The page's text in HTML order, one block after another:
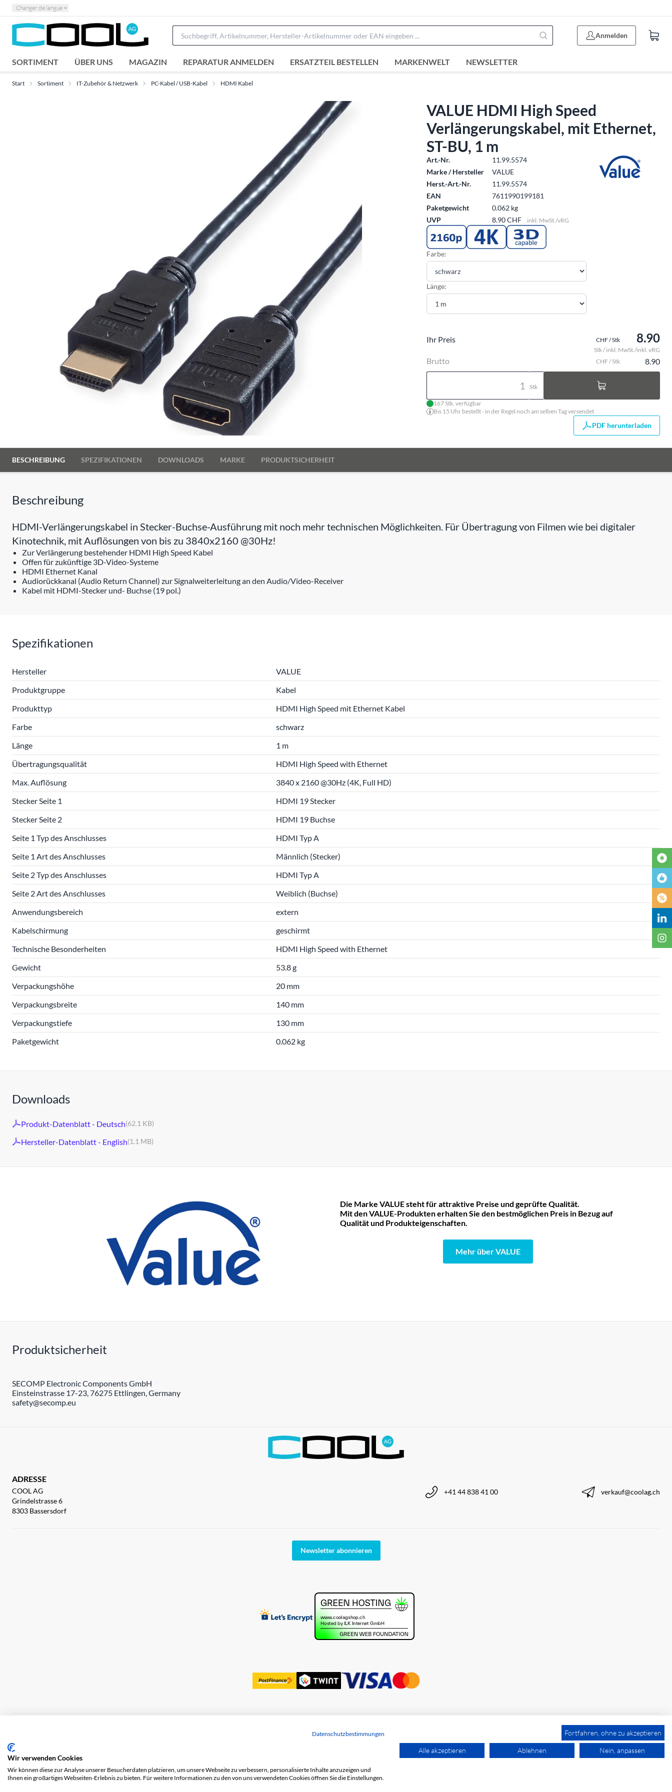
Changer de langue
Anmelden
SORTIMENT ÜBER UNS MAGAZIN REPARATUR ANMELDEN ERSATZTEIL BESTELLEN MARKENWELT NEWSLETTER
Start Sortiment IT-Zubehör & Netzwerk PC-Kabel / USB-Kabel HDMI Kabel
VALUE HDMI High Speed
Verlängerungskabel, mit Ethernet,
ST-BU, 1 m
Art.-Nr.
11.99.5574
Marke / Hersteller
VALUE
Herst.-Art.-Nr.
11.99.5574
EAN
7611990199181
Paketgewicht
0.062 kg
UVP
8.90 CHF inkl. MwSt./vRG
Farbe:
Länge:
Ihr Preis CHF / Stk 8.90
Stk / inkl. MwSt./inkl. vRG
Brutto CHF / Stk 8.90
Stk
167 Stk. verfügbar
Bis 15 Uhr bestellt - in der Regel noch am selben Tag versendet
PDF herunterladen
BESCHREIBUNG SPEZIFIKATIONEN DOWNLOADS MARKE PRODUKTSICHERHEIT
Beschreibung
HDMI-Verlängerungskabel in Stecker-Buchse-Ausführung mit noch mehr technischen Möglichkeiten. Für Übertragung von Filmen wie bei digitaler
Kinotechnik, mit Auflösungen von bis zu 3840x2160 @30Hz!
Zur Verlängerung bestehender HDMI High Speed Kabel
Offen für zukünftige 3D-Video-Systeme
HDMI Ethernet Kanal
Audiorückkanal (Audio Return Channel) zur Signalweiterleitung an den Audio/Video-Receiver
Kabel mit HDMI-Stecker und- Buchse (19 pol.)
Spezifikationen
Hersteller
VALUE
Produktgruppe
Kabel
Produkttyp
HDMI High Speed mit Ethernet Kabel
Farbe
schwarz
Länge
1 m
Übertragungsqualität
HDMI High Speed with Ethernet
Max. Auflösung
3840 x 2160 @30Hz (4K, Full HD)
Stecker Seite 1
HDMI 19 Stecker
Stecker Seite 2
HDMI 19 Buchse
Seite 1 Typ des Anschlusses
HDMI Typ A
Seite 1 Art des Anschlusses
Männlich (Stecker)
Seite 2 Typ des Anschlusses
HDMI Typ A
Seite 2 Art des Anschlusses
Weiblich (Buchse)
Anwendungsbereich
extern
Kabelschirmung
geschirmt
Technische Besonderheiten
HDMI High Speed with Ethernet
Gewicht
53.8 g
Verpackungshöhe
20 mm
Verpackungsbreite
140 mm
Verpackungstiefe
130 mm
Paketgewicht
0.062 kg
Downloads
Produkt-Datenblatt - Deutsch(62.1 KB)
Hersteller-Datenblatt - English(1.1 MB)
Die Marke VALUE steht für attraktive Preise und geprüfte Qualität.
Mit den VALUE-Produkten erhalten Sie den bestmöglichen Preis in Bezug auf
Qualität und Produkteigenschaften.
Mehr über VALUE
Produktsicherheit
SECOMP Electronic Components GmbH
Einsteinstrasse 17-23, 76275 Ettlingen, Germany
safety@secomp.eu
ADRESSE
COOL AG
Grindelstrasse 6
8303 Bassersdorf
+41 44 838 41 00 verkauf@coolag.ch
Newsletter abonnieren
© 2026 COOL AG. Alle Rechte vorbehalten.
Fortfahren, ohne zu akzeptieren
Datenschutzbestimmungen
Wir verwenden Cookies
Wir können diese zur Analyse unserer Besucherdaten platzieren, um unsere Webseite zu verbessern, personalisierte Inhalte anzuzeigen und
Ihnen ein großartiges Webseiten-Erlebnis zu bieten. Für weitere Informationen zu den von uns verwendeten Cookies öffnen Sie die Einstellungen.
Alle akzeptieren Ablehnen Nein, anpassen